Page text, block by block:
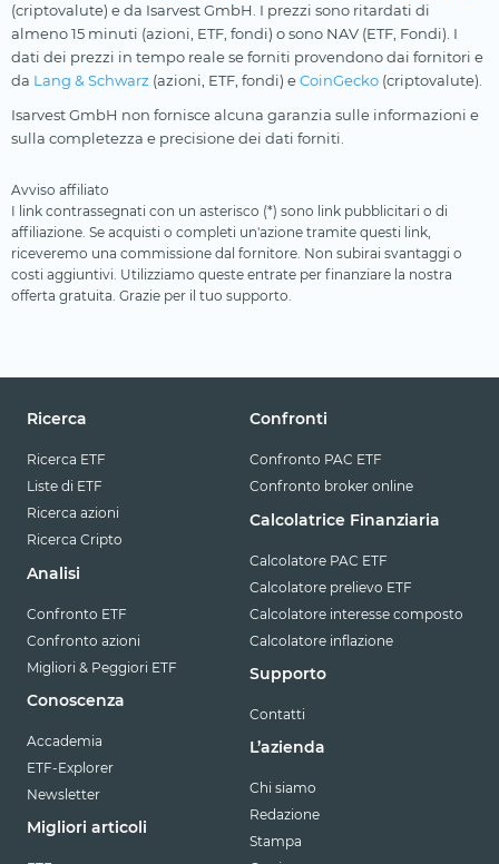
(criptovalute) e da Isarvest GmbH. I prezzi sono ritardati di
almeno 15 minuti (azioni, ETF, fondi) o sono NAV (ETF, Fondi). I
dati dei prezzi in tempo reale se forniti provendono dai fornitori e
da Lang & Schwarz (azioni, ETF, fondi) eCoinGecko (criptovalute).
Isarvest GmbH non fornisce alcuna garanzia sulle informazioni e
sulla completezza e precisione dei dati forniti.
Avviso affiliato
I link contrassegnati con un asterisco (*) sono link pubblicitari o di
affiliazione. Se acquisti o completi un'azione tramite questi link,
riceveremo una commissione dal fornitore. Non subirai svantaggi o
costi aggiuntivi. Utilizziamo queste entrate per finanziare la nostra
offerta gratuita. Grazie per il tuo supporto.
Ricerca
Ricerca ETF
Liste di ETF
Ricerca azioni
Ricerca Cripto
Analisi
Confronto ETF
Confronto azioni
Migliori & Peggiori ETF
Conoscenza
Accademia
ETF-Explorer
Newsletter
Migliori articoli
Confronti
Confronto PAC ETF
Confronto broker online
Calcolatrice Finanziaria
Calcolatore PAC ETF
Calcolatore prelievo ETF
Calcolatore interesse composto
Calcolatore inflazione
Supporto
Contatti
L’azienda
Chi siamo
Redazione
Stampa